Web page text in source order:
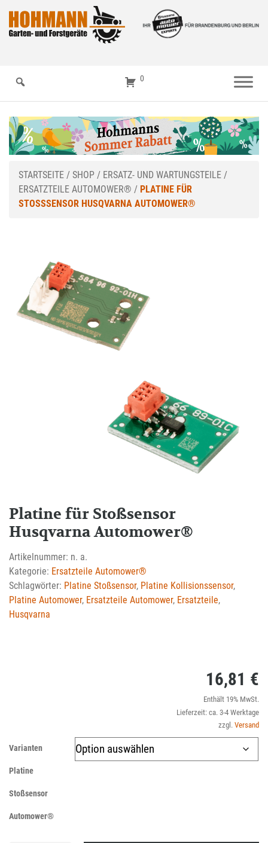
0
STARTSEITE / SHOP / ERSATZ- UND WARTUNGSTEILE /
ERSATZTEILE AUTOMOWER® / PLATINE FÜR
STOSSSENSOR HUSQVARNA AUTOMOWER®
Platine für Stoßsensor
Husqvarna Automower®
Artikelnummer: n. a.
Kategorie: Ersatzteile Automower®
Schlagwörter: Platine Stoßsensor, Platine Kollisionssensor,
Platine Automower, Ersatzteile Automower, Ersatzteile,
Husqvarna
16,81 €
Enthält 19% MwSt.
Lieferzeit: ca. 3-4 Werktage
zzgl. Versand
Varianten
Platine
Stoßsensor
Automower®